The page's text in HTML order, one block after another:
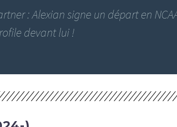
: Alexian signe un départ en
devant lui !